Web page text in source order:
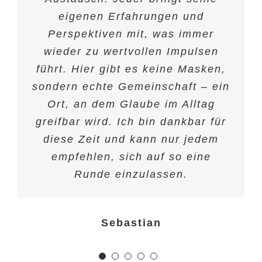
eigenen Erfahrungen und
Perspektiven mit, was immer
wieder zu wertvollen Impulsen
führt. Hier gibt es keine Masken,
sondern echte Gemeinschaft – ein
Ort, an dem Glaube im Alltag
greifbar wird. Ich bin dankbar für
diese Zeit und kann nur jedem
empfehlen, sich auf so eine
Runde einzulassen.
Sebastian
essen, doch neben dem Essen ist
wirklich die Gemeinschaft das,
was diesen Kreis besonders
macht: eine Gemeinschaft
zwischen Brüdern, zwischen
Männern, die sich gegenseitig um
ihr leibliches und seelisches Wohl
kümmern.
Elke